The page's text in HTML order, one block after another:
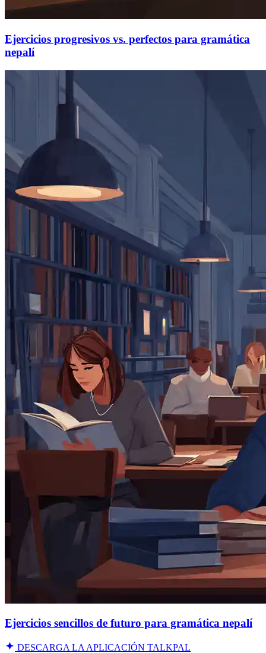
Ejercicios progresivos vs. perfectos para gramática
nepalí
Ejercicios sencillos de futuro para gramática nepalí
DESCARGA LA APLICACIÓN TALKPAL